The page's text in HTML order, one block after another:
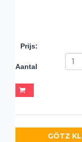
Prijs:
Aantal
GÖTZ